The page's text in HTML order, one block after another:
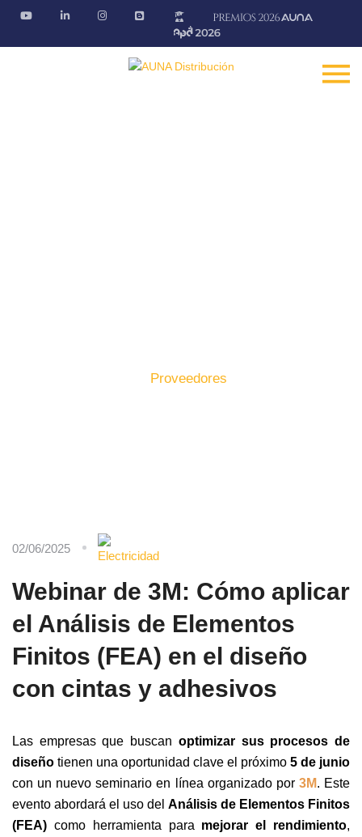
Proveedores
02/06/2025
Webinar de 3M: Cómo aplicar
el Análisis de Elementos
Finitos (FEA) en el diseño
con cintas y adhesivos
Las empresas que buscan optimizar sus procesos de
diseño tienen una oportunidad clave el próximo 5 de junio
con un nuevo seminario en línea organizado por 3M. Este
evento abordará el uso del Análisis de Elementos Finitos
(FEA) como herramienta para mejorar el rendimiento,